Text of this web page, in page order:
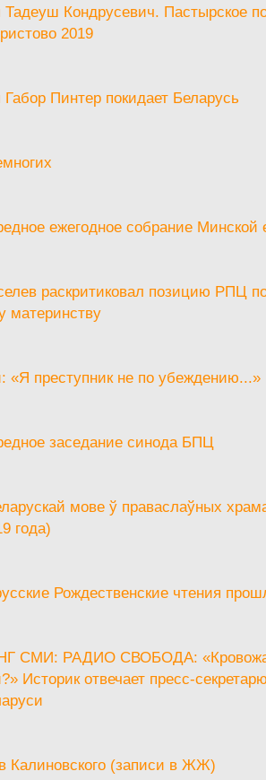
Тадеуш Кондрусевич. Пастырское
2019
Габор Пинтер покидает Беларусь
ежегодное собрание
раскритиковал позицию РПЦ
материнству
«Я преступник не по убеждению...»
заседание синода БПЦ
мове ў праваслаўных
года)
Рождественские чтения
СМИ: РАДИО СВОБОДА:
Историк отвечает пресс-
Калиновского (записи в ЖЖ)